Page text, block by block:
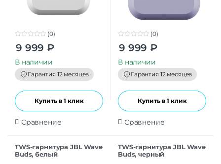
o
t
o
f
5
(0)
9 999 ₽
В наличии
Гарантия 12 месяцев
Купить в 1 клик
Сравнение
o
t
o
f
5
(0)
9 999 ₽
В наличии
Гарантия 12 месяцев
Купить в 1 клик
Сравнение
TWS-гарнитура JBL Wave
Buds, белый
TWS-гарнитура JBL Wave
Buds, черный